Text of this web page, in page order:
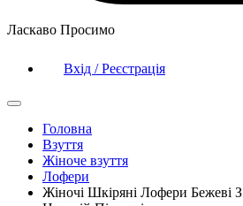
Ласкаво Просимо
Вхід / Реєстрація
Головна
Взуття
Жіноче взуття
Лофери
Жіночі Шкіряні Лофери Бежеві